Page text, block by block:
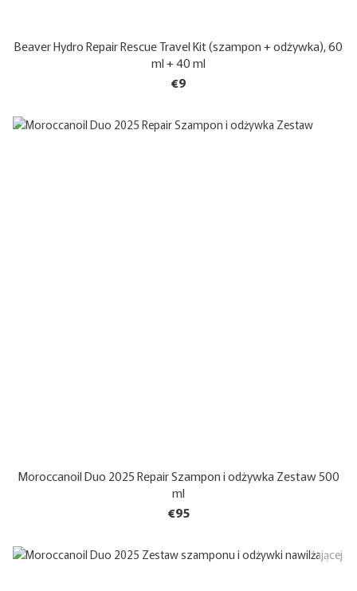
Beaver Hydro Repair Rescue Travel Kit (szampon + odżywka), 60
ml + 40 ml
€9
Moroccanoil Duo 2025 Repair Szampon i odżywka Zestaw 500
ml
€95